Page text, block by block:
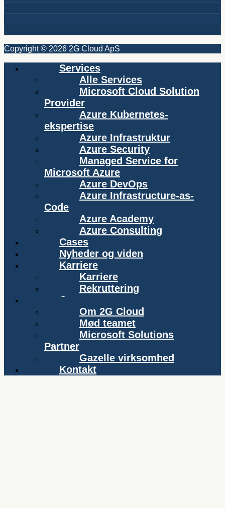
Copyright © 2026 2G Cloud ApS
Services
Alle Services
Microsoft Cloud Solution
Provider
Azure Kubernetes-
ekspertise
Azure Infrastruktur
Azure Security
Managed Service for
Microsoft Azure
Azure DevOps
Azure Infrastructure-as-
Code
Azure Academy
Azure Consulting
Cases
Nyheder og viden
Karriere
Karriere
Rekruttering
Om os
Om 2G Cloud
Mød teamet
Microsoft Solutions
Partner
Gazelle virksomhed
Kontakt